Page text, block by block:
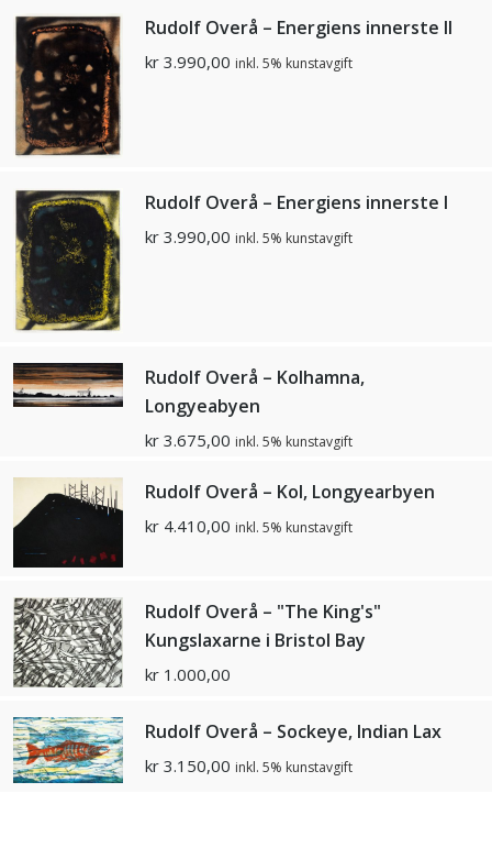
Rudolf Overå – Energiens innerste II
kr 3.990,00 inkl. 5% kunstavgift
Rudolf Overå – Energiens innerste I
kr 3.990,00 inkl. 5% kunstavgift
Rudolf Overå – Kolhamna,
Longyeabyen
kr 3.675,00 inkl. 5% kunstavgift
Rudolf Overå – Kol, Longyearbyen
kr 4.410,00 inkl. 5% kunstavgift
Rudolf Overå – "The King's"
Kungslaxarne i Bristol Bay
kr 1.000,00
Rudolf Overå – Sockeye, Indian Lax
kr 3.150,00 inkl. 5% kunstavgift